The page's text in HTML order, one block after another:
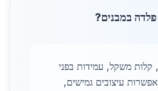
פלדה במבנים?
קלות משקל, עמידות בפני
עיצובים גמישים,